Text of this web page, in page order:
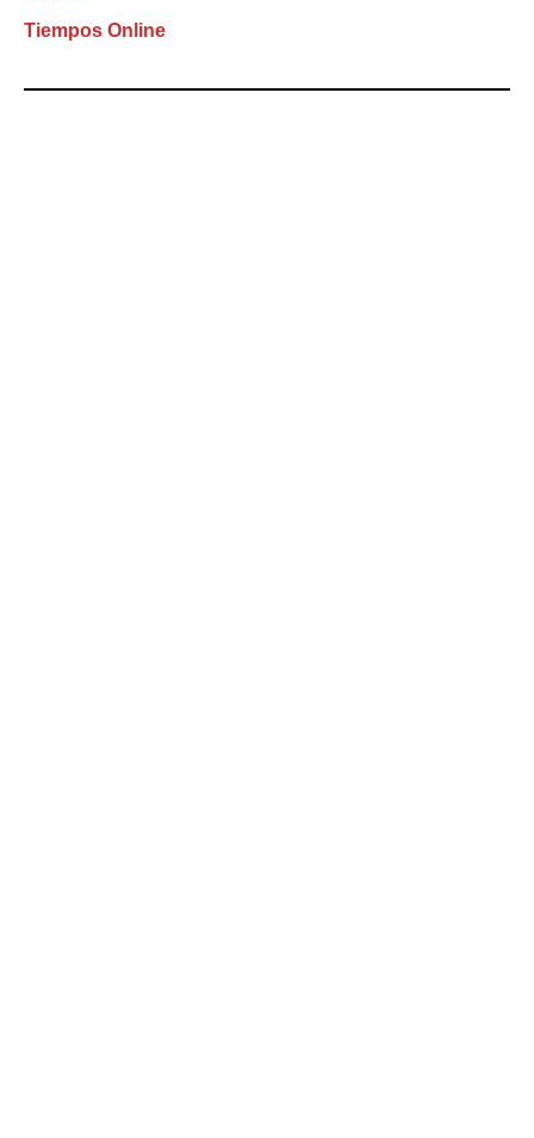
Tiempos Online